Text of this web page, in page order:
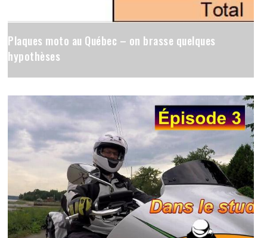
Plaques moto au Québec – on brasse quelques
hypothèses